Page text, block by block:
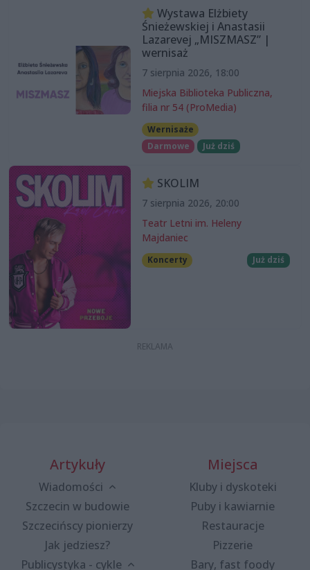
Wystawa Elżbiety
Śnieżewskiej i Anastasii
Lazarevej „MISZMASZ” |
wernisaż
7 sierpnia 2026, 18:00
Miejska Biblioteka Publiczna,
filia nr 54 (ProMedia)
Wernisaże
Darmowe
Już dziś
SKOLIM
7 sierpnia 2026, 20:00
Teatr Letni im. Heleny
Majdaniec
Koncerty Już dziś
Artykuły
Wiadomości
Szczecin w budowie
Szczecińscy pionierzy
Jak jedziesz?
Publicystyka - cykle
Miejsca
Kluby i dyskoteki
Puby i kawiarnie
Restauracje
Pizzerie
Bary, fast foody